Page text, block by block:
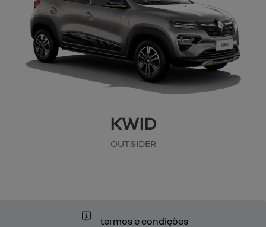
KWID
OUTSIDER
termos e condições